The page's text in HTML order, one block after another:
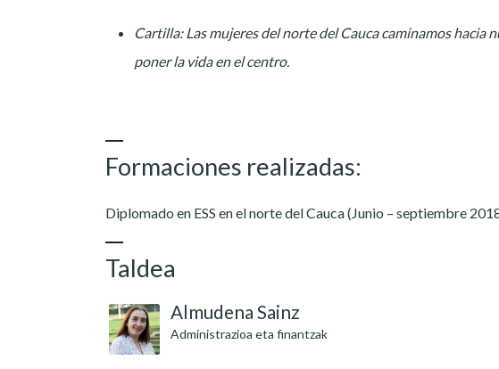
Cartilla: Las mujeres del norte del Cauca caminamos hacia
poner la vida en el centro.
Formaciones realizadas:
Diplomado en ESS en el norte del Cauca (Junio – septiembre
Taldea
Almudena Sainz
Administrazioa eta finantzak